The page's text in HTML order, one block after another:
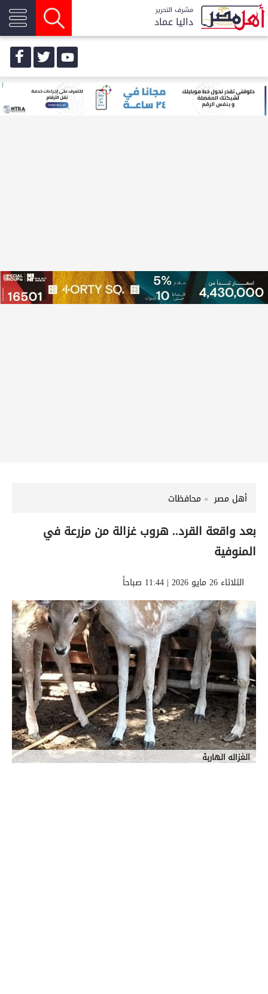
مشرف التحرير
داليا عماد
أهل مصر محافظات
بعد واقعة القرد.. هروب غزالة من مزرعة في
المنوفية
الثلاثاء 26 مايو 2026 | 11:44 صباحاً
الغزاله الهاربة